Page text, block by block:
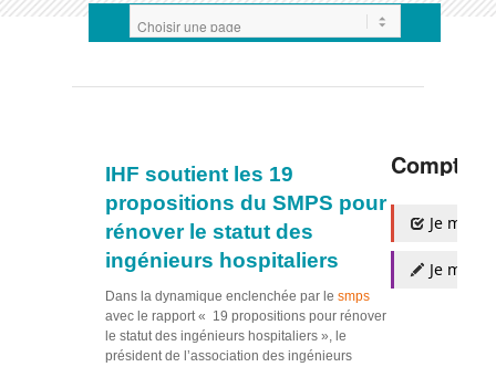
IHF soutient les 19
propositions du SMPS pour
rénover le statut des
ingénieurs hospitaliers
Dans la dynamique enclenchée par le smps
avec le rapport « 19 propositions pour rénover
le statut des ingénieurs hospitaliers », le
président de l’association des ingénieurs
Compte
Je
Je